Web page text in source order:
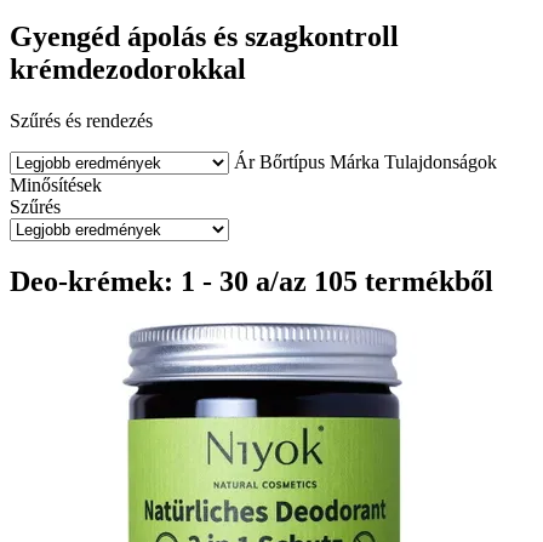
Gyengéd ápolás és szagkontroll
krémdezodorokkal
Szűrés és rendezés
Ár Bőrtípus Márka Tulajdonságok
Minősítések
Szűrés
Deo-krémek: 1 - 30 a/az 105 termékből